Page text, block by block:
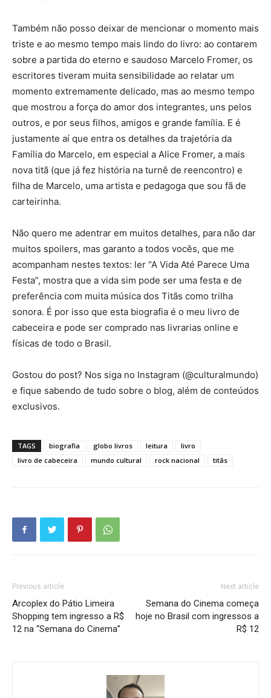
Também não posso deixar de mencionar o momento mais
triste e ao mesmo tempo mais lindo do livro: ao contarem
sobre a partida do eterno e saudoso Marcelo Fromer, os
escritores tiveram muita sensibilidade ao relatar um
momento extremamente delicado, mas ao mesmo tempo
que mostrou a força do amor dos integrantes, uns pelos
outros, e por seus filhos, amigos e grande família. E é
justamente aí que entra os detalhes da trajetória da
Família do Marcelo, em especial a Alice Fromer, a mais
nova titã (que já fez história na turnê de reencontro) e
filha de Marcelo, uma artista e pedagoga que sou fã de
carteirinha.
Não quero me adentrar em muitos detalhes, para não dar
muitos spoilers, mas garanto a todos vocês, que me
acompanham nestes textos: ler “A Vida Até Parece Uma
Festa”, mostra que a vida sim pode ser uma festa e de
preferência com muita música dos Titãs como trilha
sonora. É por isso que esta biografia é o meu livro de
cabeceira e pode ser comprado nas livrarias online e
físicas de todo o Brasil.
Gostou do post? Nos siga no Instagram (@culturalmundo)
e fique sabendo de tudo sobre o blog, além de conteúdos
exclusivos.
TAGS biografia globo livros leitura
livro
livro de cabeceira
mundo cultural rock nacional titãs
Previous article
Arcoplex do Pátio Limeira
Shopping tem ingresso a R$
12 na “Semana do Cinema”
Next article
Semana do Cinema começa
hoje no Brasil com ingressos a
R$ 12